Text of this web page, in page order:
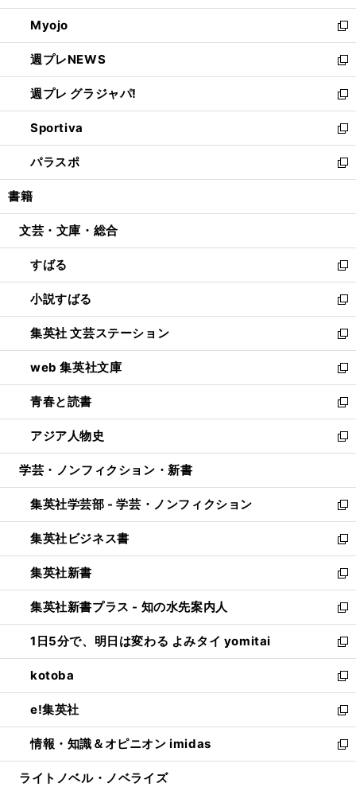
開
く
ウ
で
開
く
ン
ド
ウ
で
開
く
ウ
ィ
ン
ド
ウ
で
開
く
Myojo
新
し
い
ウ
ィ
ン
ド
ウ
で
開
週プレNEWS
新
し
い
ウ
ィ
ン
ド
ウ
開
週プレ グラジャパ!
新
し
い
ウ
ィ
ン
ウ
開
く
Sportiva
新
し
い
ウ
ン
ウ
で
開
く
パラスポ
新
し
ウ
ン
ド
ウ
で
開
く
書籍
文芸・文庫・総合
すばる
新
し
い
ウ
ィ
ン
ド
ウ
で
開
く
小説すばる
新
し
い
ウ
ィ
ン
ド
ウ
で
開
集英社 文芸ステーション
新
し
い
ウ
ィ
ン
ド
ウ
開
く
web 集英社文庫
新
し
い
ウ
ィ
ン
ウ
で
開
く
青春と読書
新
し
い
ウ
ン
ド
ウ
で
開
く
アジア人物史
新
し
ウ
ィ
ン
ド
ウ
で
開
く
学芸・ノンフィクション・新書
集英社学芸部 - 学芸・ノンフィクション
新
し
い
ウ
ィ
ン
ド
ウ
で
開
く
集英社ビジネス書
新
し
い
ウ
ィ
ン
ド
ウ
で
開
く
集英社新書
新
し
い
ウ
ィ
ン
ド
ウ
で
開
く
集英社新書プラス - 知の水先案内人
新
し
い
ウ
ィ
ン
ド
ウ
で
開
1日5分で、明日は変わる よみタイ yomitai
新
し
い
ウ
ィ
ン
ド
ウ
kotoba
新
し
い
ウ
ィ
ン
e!集英社
新
し
い
ウ
情報・知識＆オピニオン imidas
新
し
ライトノベル・ノベライズ